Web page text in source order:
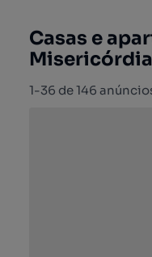
Casas e
1-36 de 146